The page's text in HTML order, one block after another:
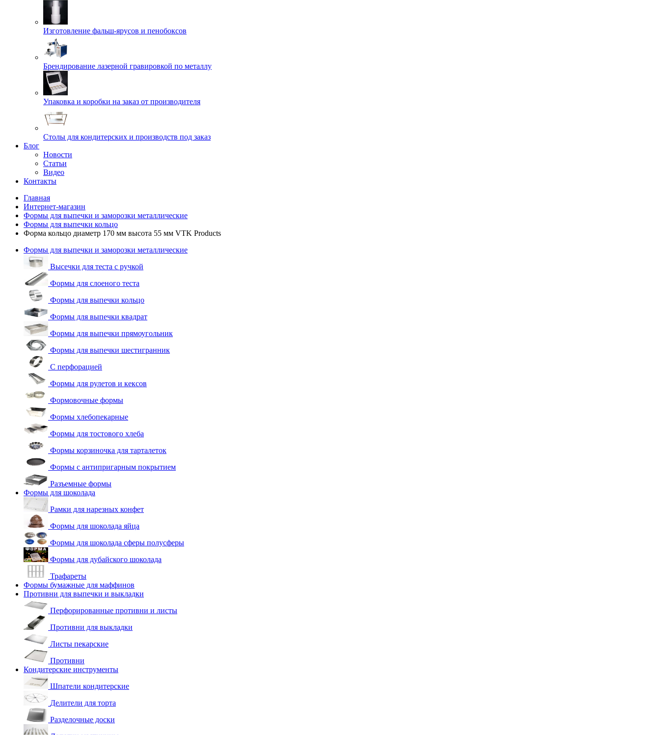
Изготовление фальш-ярусов и пенобоксов
Брендирование лазерной гравировкой по металлу
Упаковка и коробки на заказ от производителя
Cтолы для кондитерских и производств под заказ
Блог
Новости
Статьи
Видео
Контакты
Главная
Интернет-магазин
Формы для выпечки и заморозки металлические
Формы для выпечки кольцо
Форма кольцо диаметр 170 мм высота 55 мм VTK Products
Формы для выпечки и заморозки металлические
Высечки для теста с ручкой
Формы для слоеного теста
Формы для выпечки кольцо
Формы для выпечки квадрат
Формы для выпечки прямоугольник
Формы для выпечки шестигранник
С перфорацией
Формы для рулетов и кексов
Формовочные формы
Формы хлебопекарные
Формы для тостового хлеба
Формы корзиночка для тарталеток
Формы с антипригарным покрытием
Разъемные формы
Формы для шоколада
Рамки для нарезных конфет
Формы для шоколада яйца
Формы для шоколада сферы полусферы
Формы для дубайского шоколада
Трафареты
Формы бумажные для маффинов
Противни для выпечки и выкладки
Перфорированные противни и листы
Противни для выкладки
Листы пекарские
Противни
Кондитерские инструменты
Шпатели кондитерские
Делители для торта
Разделочные доски